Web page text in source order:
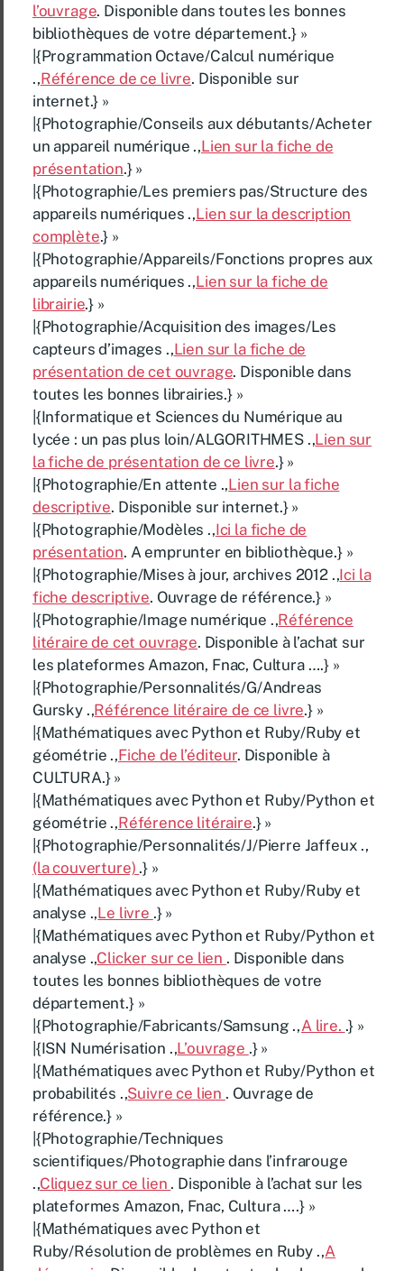
l’ouvrage. Disponible dans toutes les bonnes
bibliothèques de votre département.} »
|{Programmation Octave/Calcul numérique
.,Référence de ce livre. Disponible sur
internet.} »
|{Photographie/Conseils aux débutants/Acheter
un appareil numérique .,Lien sur la fiche de
présentation.} »
|{Photographie/Les premiers pas/Structure des
appareils numériques .,Lien sur la description
complète.} »
|{Photographie/Appareils/Fonctions propres aux
appareils numériques .,Lien sur la fiche de
librairie.} »
|{Photographie/Acquisition des images/Les
capteurs d’images .,Lien sur la fiche de
présentation de cet ouvrage. Disponible dans
toutes les bonnes librairies.} »
|{Informatique et Sciences du Numérique au
lycée : un pas plus loin/ALGORITHMES .,Lien sur
la fiche de présentation de ce livre.} »
|{Photographie/En attente .,Lien sur la fiche
descriptive. Disponible sur internet.} »
|{Photographie/Modèles .,Ici la fiche de
présentation. A emprunter en bibliothèque.} »
|{Photographie/Mises à jour, archives 2012 .,Ici la
fiche descriptive. Ouvrage de référence.} »
|{Photographie/Image numérique .,Référence
litéraire de cet ouvrage. Disponible à l’achat sur
les plateformes Amazon, Fnac, Cultura ….} »
|{Photographie/Personnalités/G/Andreas
Gursky .,Référence litéraire de ce livre.} »
|{Mathématiques avec Python et Ruby/Ruby et
géométrie .,Fiche de l’éditeur. Disponible à
CULTURA.} »
|{Mathématiques avec Python et Ruby/Python et
géométrie .,Référence litéraire.} »
|{Photographie/Personnalités/J/Pierre Jaffeux .,
(la couverture) .} »
|{Mathématiques avec Python et Ruby/Ruby et
analyse .,Le livre .} »
|{Mathématiques avec Python et Ruby/Python et
analyse .,Clicker sur ce lien . Disponible dans
toutes les bonnes bibliothèques de votre
département.} »
|{Photographie/Fabricants/Samsung .,A lire. .} »
|{ISN Numérisation .,L’ouvrage .} »
|{Mathématiques avec Python et Ruby/Python et
probabilités .,Suivre ce lien . Ouvrage de
référence.} »
|{Photographie/Techniques
scientifiques/Photographie dans l’infrarouge
.,Cliquez sur ce lien . Disponible à l’achat sur les
plateformes Amazon, Fnac, Cultura ….} »
|{Mathématiques avec Python et
Ruby/Résolution de problèmes en Ruby .,A